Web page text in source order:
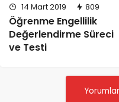
14 Mart 2019 809
Öğrenme Engellilik
Değerlendirme Süreci
ve Testi